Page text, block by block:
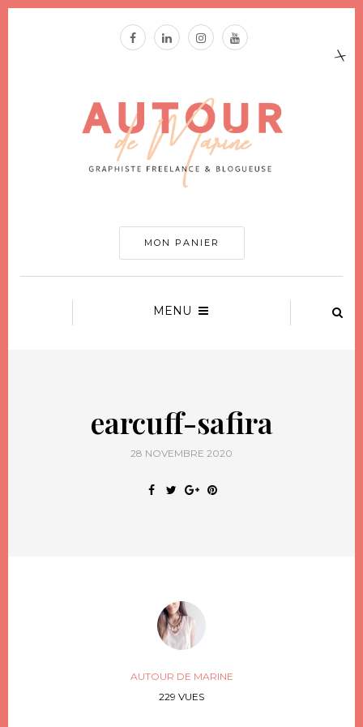
MON PANIER
MENU
earcuff-safira
28 NOVEMBRE 2020
AUTOUR DE MARINE
229 VUES